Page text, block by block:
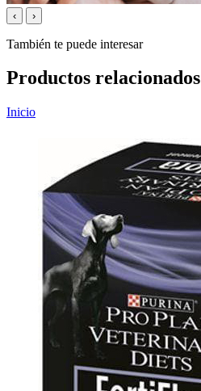
‹ ›
También te puede interesar
Productos relacionados
Inicio